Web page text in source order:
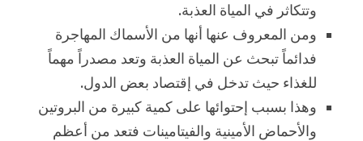
وتتكاثر في المياة العذبة.
ومن المعروف عنها أنها من الأسماك المهاجرة
فدائماً تبحث عن المياة العذبة وتعد مصدراً مهماً
للغذاء حيث تدخل في إقتصاد بعض الدول.
وهذا بسبب إحتوائها على كمية كبيرة من البروتين
والأحماض الأمينية والفيتامينات فتعد من أعظم